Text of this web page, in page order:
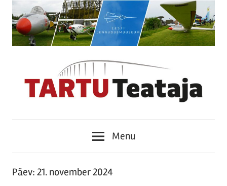
content
Menu
Päev: 21. november 2024